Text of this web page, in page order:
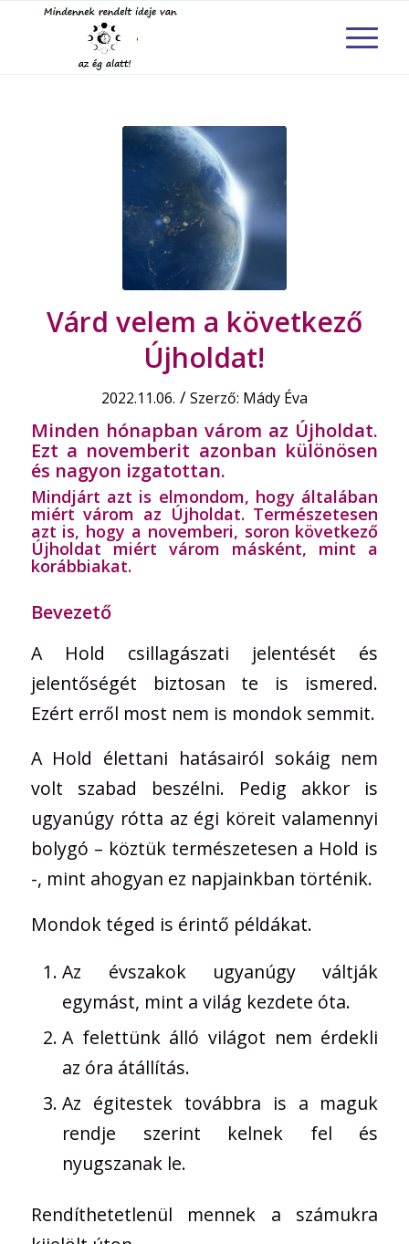
Várd velem a következő
Újholdat!
2022.11.06. / Szerző: Mády Éva
Minden hónapban várom az Újholdat.
Ezt a novemberit azonban különösen
és nagyon izgatottan.
Mindjárt azt is elmondom, hogy általában
miért várom az Újholdat. Természetesen
azt is, hogy a novemberi, soron következő
Újholdat miért várom másként, mint a
korábbiakat.
Bevezető
A Hold csillagászati jelentését és
jelentőségét biztosan te is ismered.
Ezért erről most nem is mondok semmit.
A Hold élettani hatásairól sokáig nem
volt szabad beszélni. Pedig akkor is
ugyanúgy rótta az égi köreit valamennyi
bolygó – köztük természetesen a Hold is
-, mint ahogyan ez napjainkban történik.
Mondok téged is érintő példákat.
Az évszakok ugyanúgy váltják
egymást, mint a világ kezdete óta.
A felettünk álló világot nem érdekli
az óra átállítás.
Az égitestek továbbra is a maguk
rendje szerint kelnek fel és
nyugszanak le.
Rendíthetetlenül mennek a számukra